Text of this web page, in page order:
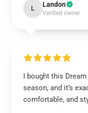
L Landon
Verified owner
I bought this
season, and it’s
comfortable, and